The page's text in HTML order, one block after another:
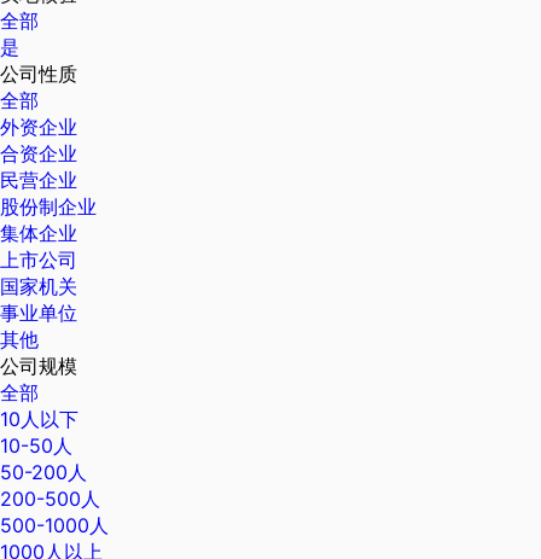
全部
是
公司性质
全部
外资企业
合资企业
民营企业
股份制企业
集体企业
上市公司
国家机关
事业单位
其他
公司规模
全部
10人以下
10-50人
50-200人
200-500人
500-1000人
1000人以上